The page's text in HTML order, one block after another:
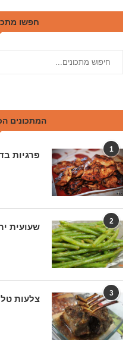
חפשו
המתכונים
1
פרגיות
2
שעועית
3
צלעות